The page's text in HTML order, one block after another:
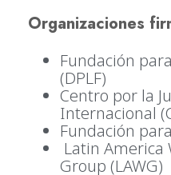
Organizaciones
Fundación
(DPLF)
Centro por la
Internacional
Fundación
Latin America
Group (LAWG)